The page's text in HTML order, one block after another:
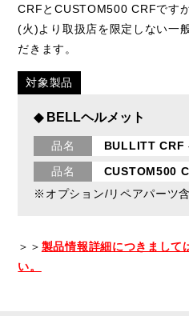
CRFとCUSTOM500 CRFです
(火)より取扱店を限定しない一
だきます。
対象製品
◆ BELLヘルメット
品名
BULLITT CRF
品名
CUSTOM500
※オプション/リペアパーツ
＞＞ 製品情報詳細につきまして
い。